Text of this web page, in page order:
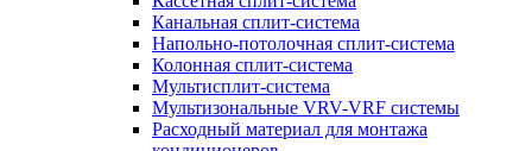
Канальная сплит-система
Напольно-потолочная сплит-система
Колонная сплит-система
Мультисплит-система
Мультизональные VRV-VRF системы
Расходный материал для монтажа